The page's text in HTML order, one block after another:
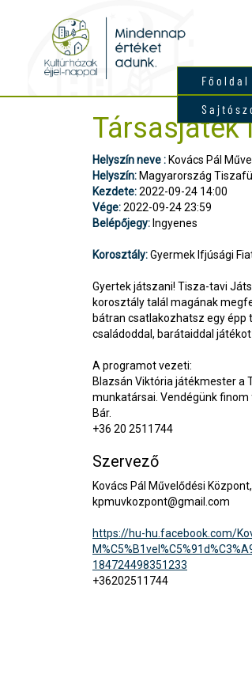
Főoldal
Társasjáték
Helyszín neve : Kovács Pál
Helyszín: Magyarország
Kezdete:2022-09-24 14:00
Vége:2022-09-24 23:59
Belépőjegy: Ingyenes
Korosztály:Gyermek Ifjúsági
Gyertek játszani! Tisza-tavi
korosztály talál magának
bátran csatlakozhatsz egy épp
családoddal, barátaiddal
A programot vezeti:
Blazsán Viktória játékmester a
munkatársai. Vendégünk finom
Bár.
+36 20 2511744
Szervező
Kovács Pál Művelődési
kpmuvkozpont@gmail.com
https://hu-hu.facebook.com/
184724498351233
+36202511744